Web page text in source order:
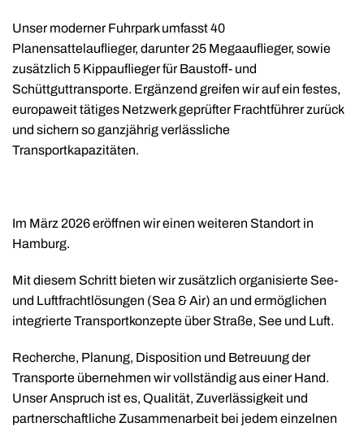
Unser moderner Fuhrpark umfasst 40
Planensattelauflieger, darunter 25 Megaauflieger, sowie
zusätzlich 5 Kippauflieger für Baustoff- und
Schüttguttransporte. Ergänzend greifen wir auf ein festes,
europaweit tätiges Netzwerk geprüfter Frachtführer zurück
und sichern so ganzjährig verlässliche
Transportkapazitäten.
Im März 2026 eröffnen wir einen weiteren Standort in
Hamburg.
Mit diesem Schritt bieten wir zusätzlich organisierte See-
und Luftfrachtlösungen (Sea & Air) an und ermöglichen
integrierte Transportkonzepte über Straße, See und Luft.
Recherche, Planung, Disposition und Betreuung der
Transporte übernehmen wir vollständig aus einer Hand.
Unser Anspruch ist es, Qualität, Zuverlässigkeit und
partnerschaftliche Zusammenarbeit bei jedem einzelnen